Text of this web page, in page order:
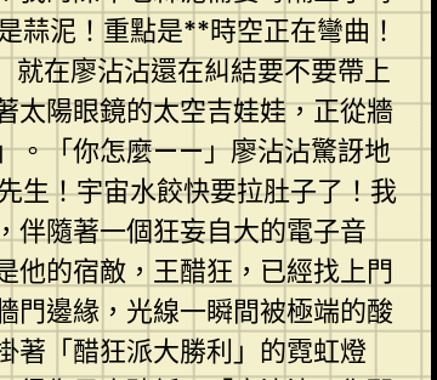
蒜泥！重點是**時空正在彎曲！
在廖沾沾還在糾結要不要帶上
太陽眼鏡的太空吉娃娃，正從牆
。「你怎麼——」廖沾沾驚訝地
生！宇宙水餃快要拉肚子了！我
伴隨著一個狂妄自大的電子音
他的宿敵，王醋狂，已經找上門
門邊緣，光線一瞬間被極端的酸
著「醋狂派大勝利」的霓虹燈